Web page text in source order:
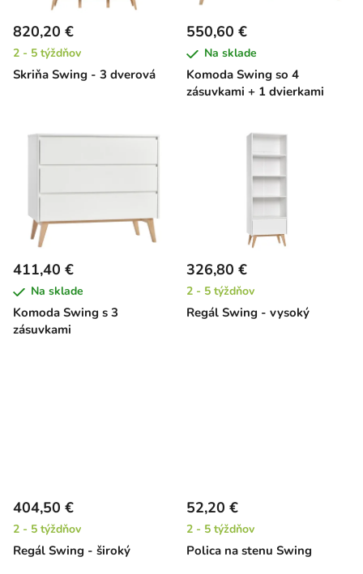
Skriňa Swing - 3 dverová
820,20 €
2 - 5 týždňov
Komoda Swing so 4
zásuvkami + 1 dvierkami
550,60 €
Na sklade
Komoda Swing s 3
zásuvkami
411,40 €
Na sklade
Regál Swing - vysoký
326,80 €
2 - 5 týždňov
Regál Swing - široký
404,50 €
2 - 5 týždňov
Polica na stenu Swing
52,20 €
2 - 5 týždňov